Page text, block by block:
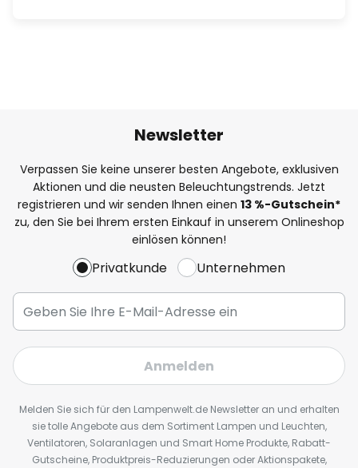
Newsletter
Verpassen Sie keine unserer besten Angebote, exklusiven
Aktionen und die neusten Beleuchtungstrends. Jetzt
registrieren und wir senden Ihnen einen 13 %-Gutschein*
zu, den Sie bei Ihrem ersten Einkauf in unserem Onlineshop
einlösen können!
Privatkunde Unternehmen
Anmelden
Melden Sie sich für den Lampenwelt.de Newsletter an und erhalten
sie tolle Angebote aus dem Sortiment Lampen und Leuchten,
Ventilatoren, Solaranlagen und Smart Home Produkte, Rabatt-
Gutscheine, Produktpreis-Reduzierungen oder Aktionspakete,